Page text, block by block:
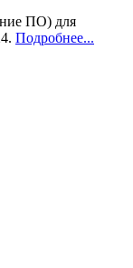
ПО) для
Подробнее...